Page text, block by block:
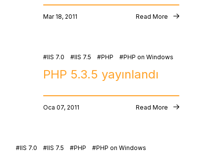
Mar 18, 2011 Read More
IIS 7.0 IIS 7.5 PHP PHP on Windows
PHP 5.3.5 yayınlandı
Oca 07, 2011 Read More
IIS 7.0 IIS 7.5 PHP
PHP on Windows